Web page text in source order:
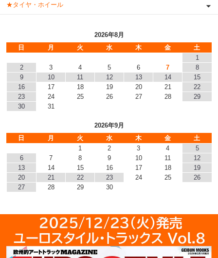
★タイヤ・ホイール
2026年8月
日
月 火 水 木 金
土
1
2
3 4 5 6 7
8
9
10 11 12 13 14
15
16
17 18 19 20 21
22
23
24 25 26 27 28
29
30
31
2026年9月
日
月 火 水 木 金
土
1
2 3 4
5
6
7 8 9 10 11
12
13
14 15 16 17 18
19
20
21 22 23 24 25
26
27
28 29 30